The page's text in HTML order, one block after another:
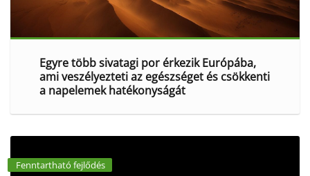
Egyre több sivatagi por érkezik Európába,
ami veszélyezteti az egészséget és csökkenti
a napelemek hatékonyságát
Fenntartható fejlődés